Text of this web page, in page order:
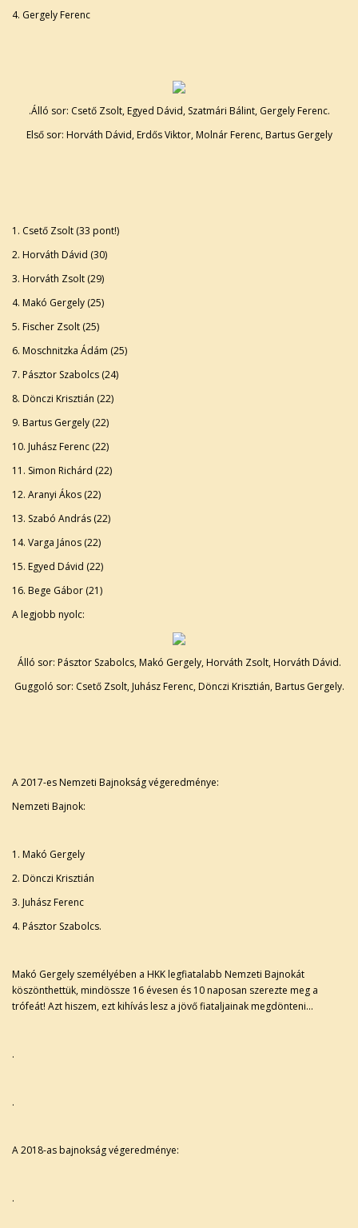
4. Gergely Ferenc
.Álló sor: Csető Zsolt, Egyed Dávid, Szatmári Bálint, Gergely Ferenc.
Első sor: Horváth Dávid, Erdős Viktor, Molnár Ferenc, Bartus Gergely
1. Csető Zsolt (33 pont!)
2. Horváth Dávid (30)
3. Horváth Zsolt (29)
4. Makó Gergely (25)
5. Fischer Zsolt (25)
6. Moschnitzka Ádám (25)
7. Pásztor Szabolcs (24)
8. Dönczi Krisztián (22)
9. Bartus Gergely (22)
10. Juhász Ferenc (22)
11. Simon Richárd (22)
12. Aranyi Ákos (22)
13. Szabó András (22)
14. Varga János (22)
15. Egyed Dávid (22)
16. Bege Gábor (21)
A legjobb nyolc:
Álló sor: Pásztor Szabolcs, Makó Gergely, Horváth Zsolt, Horváth Dávid.
Guggoló sor: Csető Zsolt, Juhász Ferenc, Dönczi Krisztián, Bartus Gergely.
A 2017-es Nemzeti Bajnokság végeredménye:
Nemzeti Bajnok:
1. Makó Gergely
2. Dönczi Krisztián
3. Juhász Ferenc
4. Pásztor Szabolcs.
Makó Gergely személyében a HKK legfiatalabb Nemzeti Bajnokát
köszönthettük, mindössze 16 évesen és 10 naposan szerezte meg a
trófeát! Azt hiszem, ezt kihívás lesz a jövő fiataljainak megdönteni...
.
.
A 2018-as bajnokság végeredménye:
.